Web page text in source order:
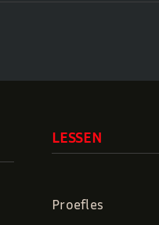
LESSEN
Proefles